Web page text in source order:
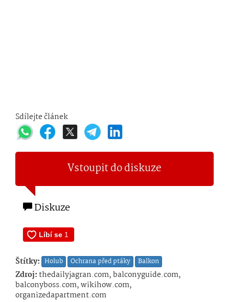
Sdílejte článek
Vstoupit do diskuze
Diskuze
Štítky: Holub Ochrana před ptáky Balkon
Zdroj:thedailyjagran.com, balconyguide.com,
balconyboss.com, wikihow.com,
organizedapartment.com